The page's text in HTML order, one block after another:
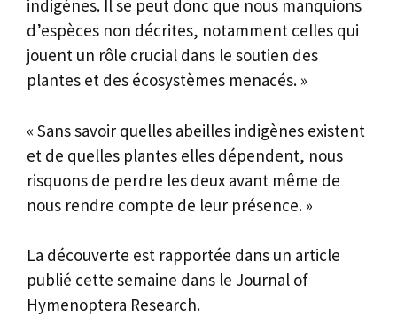
indigènes. Il se peut donc que nous manquions
d’espèces non décrites, notamment celles qui
jouent un rôle crucial dans le soutien des
plantes et des écosystèmes menacés. »
« Sans savoir quelles abeilles indigènes existent
et de quelles plantes elles dépendent, nous
risquons de perdre les deux avant même de
nous rendre compte de leur présence. »
La découverte est rapportée dans un article
publié cette semaine dans le Journal of
Hymenoptera Research.